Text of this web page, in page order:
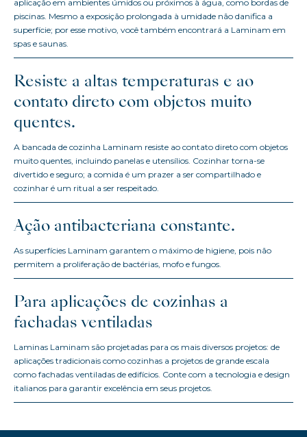
aplicação em ambientes úmidos ou próximos à água, como bordas de
piscinas. Mesmo a exposição prolongada à umidade não danifica a
superfície; por esse motivo, você também encontrará a Laminam em
spas e saunas.
Resiste a altas temperaturas e ao
contato direto com objetos muito
quentes.
A bancada de cozinha Laminam resiste ao contato direto com objetos
muito quentes, incluindo panelas e utensílios. Cozinhar torna-se
divertido e seguro; a comida é um prazer a ser compartilhado e
cozinhar é um ritual a ser respeitado.
Ação antibacteriana constante.
As superfícies Laminam garantem o máximo de higiene, pois não
permitem a proliferação de bactérias, mofo e fungos.
Para aplicações de cozinhas a
fachadas ventiladas
Laminas Laminam são projetadas para os mais diversos projetos: de
aplicações tradicionais como cozinhas a projetos de grande escala
como fachadas ventiladas de edifícios. Conte com a tecnologia e design
italianos para garantir excelência em seus projetos.